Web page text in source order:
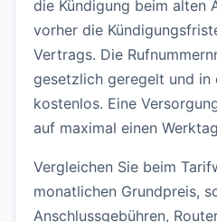
die Kündigung beim alten
vorher die
Vertrags. Die
gesetzlich geregelt und in
kostenlos. Eine
auf maximal einen
Vergleichen Sie beim
monatlichen Grundpreis,
Anschlussgebühren,